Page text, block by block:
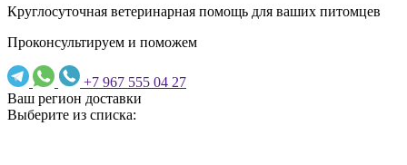
Круглосуточная ветеринарная помощь для ваших питомцев
Проконсультируем и поможем
+7 967 555 04 27
Ваш регион доставки
Выберите из списка: